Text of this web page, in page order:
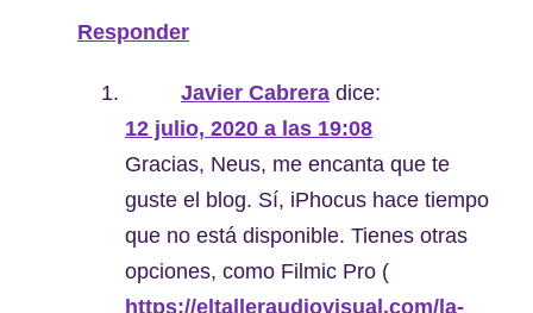
Responder
Javier Cabrera dice:
12 julio, 2020 a las 19:08
Gracias, Neus, me encanta que te
guste el blog. Sí, iPhocus hace tiempo
que no está disponible. Tienes otras
opciones, como Filmic Pro (
https://eltalleraudiovisual.com/la-